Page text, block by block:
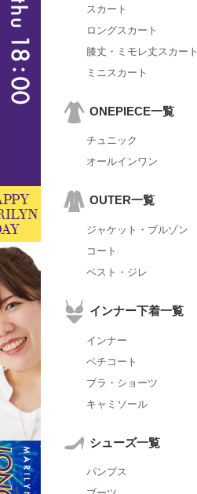
スカート
ロングスカート
膝丈・ミモレ丈スカート
ミニスカート
ONEPIECE一覧
チュニック
オールインワン
OUTER一覧
ジャケット・ブルゾン
コート
ベスト・ジレ
インナー下着一覧
インナー
ペチコート
ブラ・ショーツ
キャミソール
シューズ一覧
パンプス